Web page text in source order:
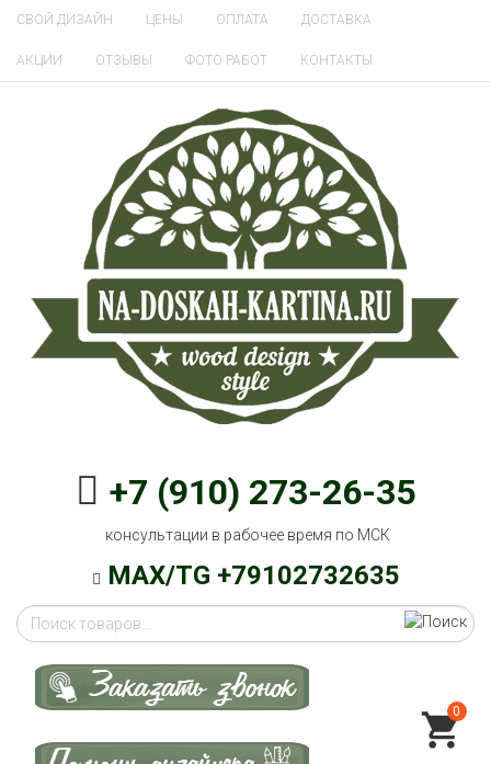
СВОЙ ДИЗАЙН ЦЕНЫ ОПЛАТА ДОСТАВКА
АКЦИИ ОТЗЫВЫ ФОТО РАБОТ КОНТАКТЫ
+7 (910) 273-26-35
консультации в рабочее время по МСК
MAX/TG +79102732635
0